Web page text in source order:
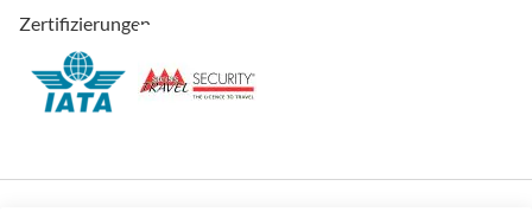
Zertifizierungen